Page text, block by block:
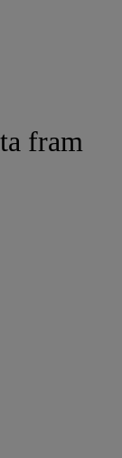
fram